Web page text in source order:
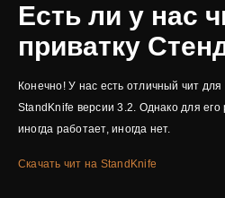
Есть ли у нас
приватку
Конечно! У нас есть отличный чит
StandKnife версии 3.2. Однако для
иногда работает, иногда нет.
Скачать чит на StandKnife